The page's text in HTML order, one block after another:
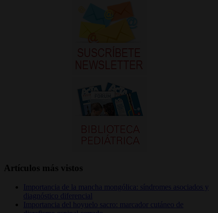
Artículos más vistos
Importancia de la mancha mongólica: síndromes asociados y
diagnóstico diferencial
Importancia del hoyuelo sacro: marcador cutáneo de